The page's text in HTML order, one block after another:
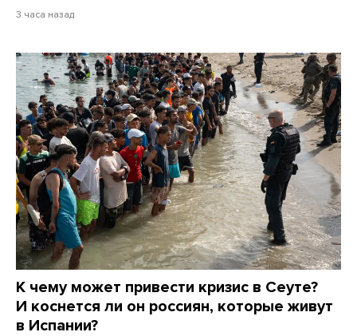
3 часа назад
К чему может привести кризис в Сеуте?
И коснется ли он россиян, которые живут
в Испании?